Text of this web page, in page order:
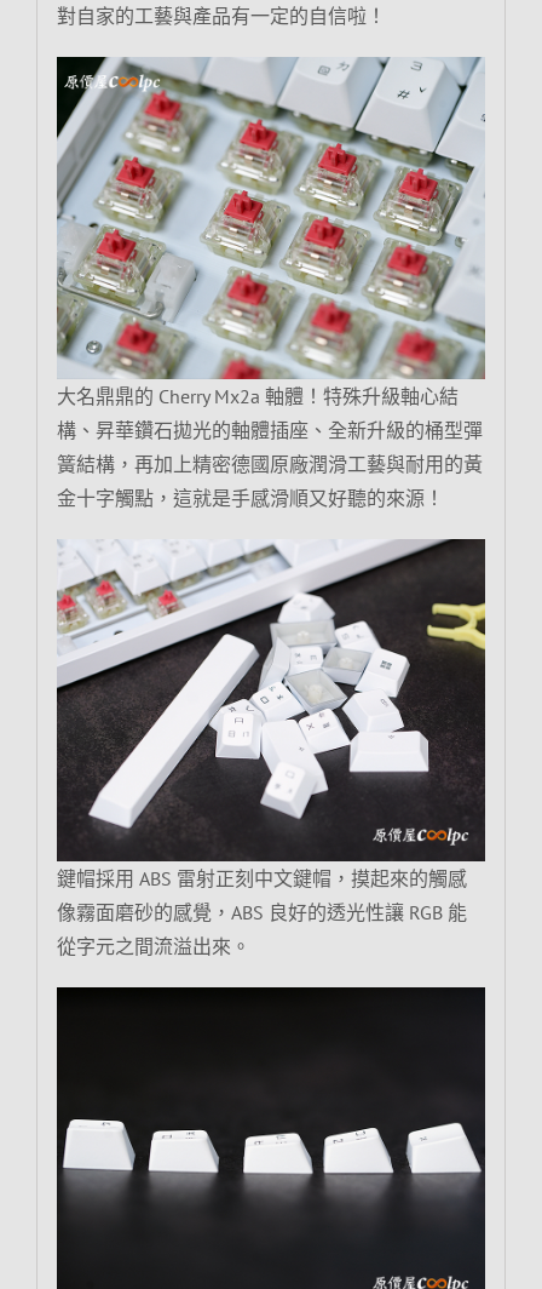
對自家的工藝與產品有一定的自信啦！
大名鼎鼎的 Cherry Mx2a 軸體！特殊升級軸心結
構、昇華鑽石拋光的軸體插座、全新升級的桶型彈
簧結構，再加上精密德國原廠潤滑工藝與耐用的黃
金十字觸點，這就是手感滑順又好聽的來源！
鍵帽採用 ABS 雷射正刻中文鍵帽，摸起來的觸感
像霧面磨砂的感覺，ABS 良好的透光性讓 RGB 能
從字元之間流溢出來。